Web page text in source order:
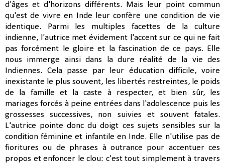
d'âges et d'horizons différents. Mais leur point commun
qu'est de vivre en Inde leur confère une condition de vie
identique. Parmi les multiples facettes de la culture
indienne, l'autrice met évidement l'accent sur ce qui ne fait
pas forcément le gloire et la fascination de ce pays. Elle
nous immerge ainsi dans la dure réalité de la vie des
Indiennes. Cela passe par leur éducation difficile, voire
inexistante le plus souvent, les libertés restreintes, le poids
de la famille et la caste à respecter, et bien sûr, les
mariages forcés à peine entrées dans l'adolescence puis les
grossesses successives, non suivies et souvent fatales.
L'autrice pointe donc du doigt ces sujets sensibles sur la
condition féminine et infantile en Inde. Elle n'utilise pas de
fioritures ou de phrases à outrance pour accentuer ces
propos et enfoncer le clou: c'est tout simplement à travers